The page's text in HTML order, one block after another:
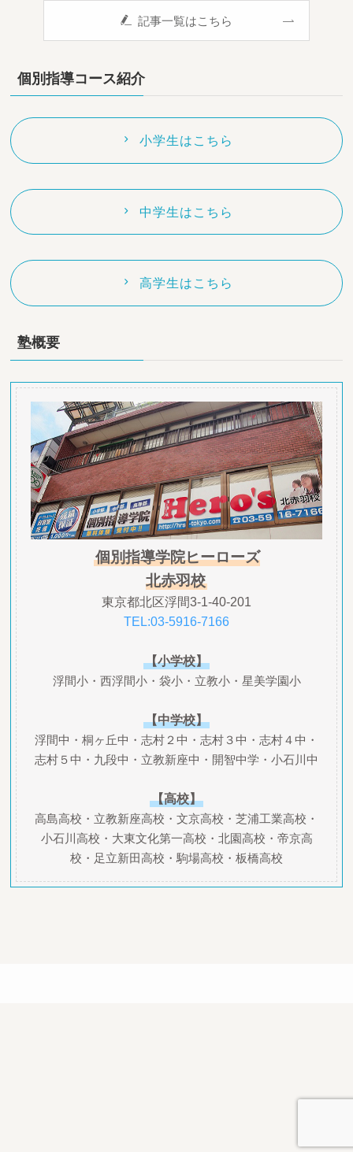
記事一覧はこちら
個別指導コース紹介
小学生はこちら
中学生はこちら
高学生はこちら
塾概要
個別指導学院ヒーローズ
北赤羽校
東京都北区浮間3-1-40-201
TEL:03-5916-7166
【小学校】
浮間小・西浮間小・袋小・立教小・星美学園小
【中学校】
浮間中・桐ヶ丘中・志村２中・志村３中・志村４中・
志村５中・九段中・立教新座中・開智中学・小石川中
【高校】
高島高校・立教新座高校・文京高校・芝浦工業高校・
小石川高校・大東文化第一高校・北園高校・帝京高
校・足立新田高校・駒場高校・板橋高校